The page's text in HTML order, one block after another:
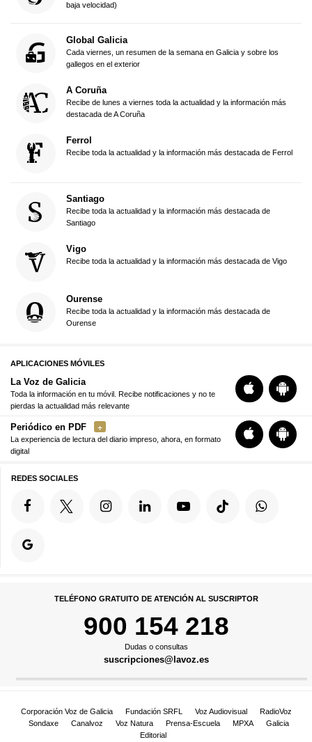
baja velocidad)
Global Galicia
Cada viernes, un resumen de la semana en Galicia y sobre los
gallegos en el exterior
A Coruña
Recibe de lunes a viernes toda la actualidad y la información más
destacada de A Coruña
Ferrol
Recibe toda la actualidad y la información más destacada de Ferrol
Santiago
Recibe toda la actualidad y la información más destacada de
Santiago
Vigo
Recibe toda la actualidad y la información más destacada de Vigo
Ourense
Recibe toda la actualidad y la información más destacada de
Ourense
APLICACIONES MÓVILES
La Voz de Galicia
Toda la información en tu móvil. Recibe notificaciones y no te
pierdas la actualidad más relevante
Periódico en PDF
La experiencia de lectura del diario impreso, ahora, en formato
digital
REDES SOCIALES
TELÉFONO GRATUITO DE ATENCIÓN AL SUSCRIPTOR
900 154 218
Dudas o consultas
suscripciones@lavoz.es
Corporación Voz de Galicia Fundación SRFL Voz Audiovisual
RadioVoz
Sondaxe
Canalvoz Voz Natura Prensa-Escuela MPXA
Galicia
Editorial